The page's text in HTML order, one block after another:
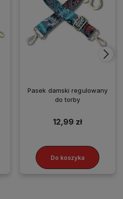
Pasek damski regulowany
do torby
12,99 zł
Do koszyka